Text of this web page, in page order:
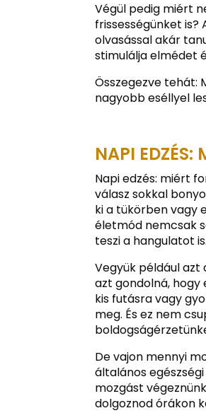
Végül pedig miért
frissességünket is?
olvasással akár
stimulálja elmédet
Összegezve tehát:
nagyobb eséllyel
NAPI
Napi edzés: miért
válasz sokkal
ki a tükörben vagy
életmód nemcsak
teszi a hangulatot is.
Vegyük például
azt gondolná, hogy
kis futásra vagy
meg. És ez nem
De vajon mennyi
általános
mozgást
dolgoznod órákon